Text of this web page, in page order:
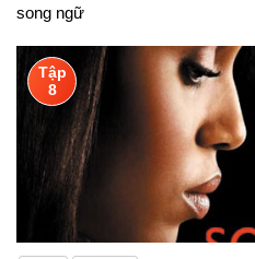
song ngữ
Tập
8